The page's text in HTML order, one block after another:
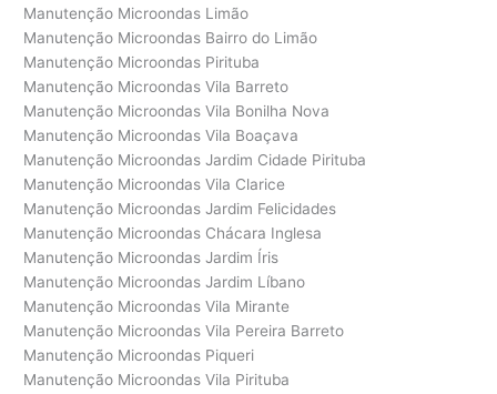
Manutenção Microondas Limão
Manutenção Microondas Bairro do Limão
Manutenção Microondas Pirituba
Manutenção Microondas Vila Barreto
Manutenção Microondas Vila Bonilha Nova
Manutenção Microondas Vila Boaçava
Manutenção Microondas Jardim Cidade Pirituba
Manutenção Microondas Vila Clarice
Manutenção Microondas Jardim Felicidades
Manutenção Microondas Chácara Inglesa
Manutenção Microondas Jardim Íris
Manutenção Microondas Jardim Líbano
Manutenção Microondas Vila Mirante
Manutenção Microondas Vila Pereira Barreto
Manutenção Microondas Piqueri
Manutenção Microondas Vila Pirituba